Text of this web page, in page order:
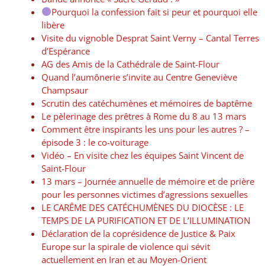
Pourquoi la confession fait si peur et pourquoi elle
libère
Visite du vignoble Desprat Saint Verny – Cantal Terres
d’Espérance
AG des Amis de la Cathédrale de Saint-Flour
Quand l’aumônerie s’invite au Centre Geneviève
Champsaur
Scrutin des catéchumènes et mémoires de baptême
Le pèlerinage des prêtres à Rome du 8 au 13 mars
Comment être inspirants les uns pour les autres ? –
épisode 3 : le co-voiturage
Vidéo – En visite chez les équipes Saint Vincent de
Saint-Flour
13 mars – Journée annuelle de mémoire et de prière
pour les personnes victimes d’agressions sexuelles
LE CARÊME DES CATÉCHUMÈNES DU DIOCÈSE : LE
TEMPS DE LA PURIFICATION ET DE L’ILLUMINATION
Déclaration de la coprésidence de Justice & Paix
Europe sur la spirale de violence qui sévit
actuellement en Iran et au Moyen-Orient